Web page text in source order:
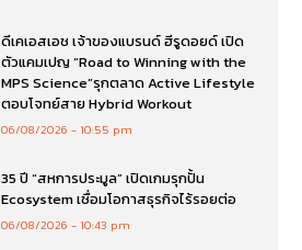
ดีเคเอสเอช เจ้าของแบรนด์ ฮีรูดอยด์ เปิด
ตัวแคมเปญ “Road to Winning with the
MPS Science”รุกตลาด Active Lifestyle
ตอบโจทย์สาย Hybrid Workout
06/08/2026 10:55 pm
35 ปี “สหการประมูล” เปิดเกมรุกปั้น
Ecosystem เชื่อมโอกาสธุรกิจไร้รอยต่อ
06/08/2026 10:43 pm